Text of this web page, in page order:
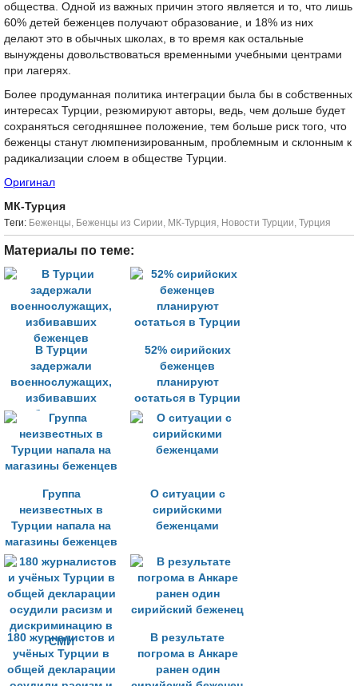
общества. Одной из важных причин этого является и то, что лишь
60% детей беженцев получают образование, и 18% из них
делают это в обычных школах, в то время как остальные
вынуждены довольствоваться временными учебными центрами
при лагерях.
Более продуманная политика интеграции была бы в собственных
интересах Турции, резюмируют авторы, ведь, чем дольше будет
сохраняться сегодняшнее положение, тем больше риск того, что
беженцы станут люмпенизированным, проблемным и склонным к
радикализации слоем в обществе Турции.
Оригинал
МК-Турция
Tеги: Беженцы, Беженцы из Сирии, МК-Турция, Новости Турции, Турция
Материалы по теме:
В Турции
задержали
военнослужащих,
избивавших
беженцев
52% сирийских
беженцев
планируют
остаться в Турции
Группа
неизвестных в
Турции напала на
магазины беженцев
О ситуации с
сирийскими
беженцами
180 журналистов и
учёных Турции в
общей декларации
В результате
погрома в Анкаре
ранен один